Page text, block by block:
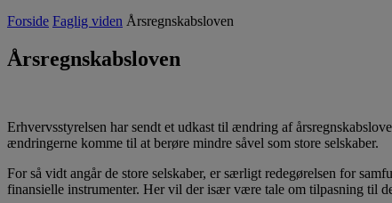
Forside Faglig viden Årsregnskabsloven
Årsregnskabsloven
Erhvervsstyrelsen har sendt et udkast til ændring af
ændringerne komme til at berøre mindre såvel som store selskaber.
For så vidt angår de store selskaber, er særligt redegørelsen for
finansielle instrumenter. Her vil der især være tale om tilpasning til